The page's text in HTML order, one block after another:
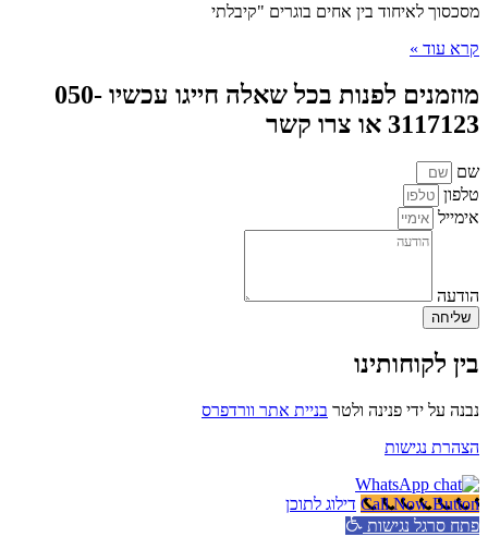
מסכסוך לאיחוד בין אחים בוגרים "קיבלתי
קרא עוד »
מוזמנים לפנות בכל שאלה חייגו עכשיו 050-
3117123 או צרו קשר
שם
טלפון
אימייל
הודעה
שליחה
בין לקוחותינו
נבנה על ידי פנינה ולטר בניית אתר וורדפרס
הצהרת נגישות
Call Now Button דילוג לתוכן
פתח סרגל נגישות